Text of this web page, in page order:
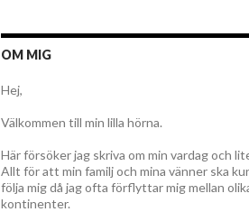
OM MIG
Hej,
Välkommen till min lilla hörna.
Här försöker jag skriva om min vardag och
Allt för att min familj och mina vänner ska
följa mig då jag ofta förflyttar mig mellan
kontinenter.